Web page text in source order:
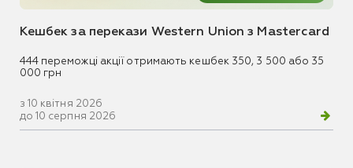
Кешбек за перекази Western Union з Mastercard
444 переможці акції отримають кешбек 350, 3 500 або 35
000 грн
з 10 квітня 2026
до 10 серпня 2026